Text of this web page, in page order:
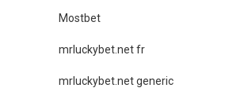
Mostbet
mrluckybet.net fr
mrluckybet.net generic